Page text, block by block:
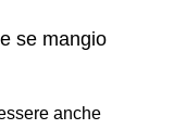
se mangio
anche